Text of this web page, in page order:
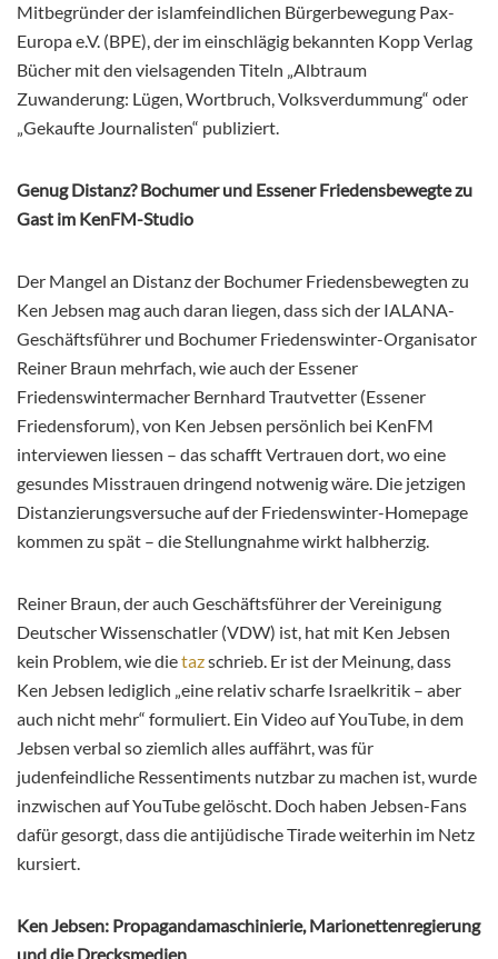
Mitbegründer der islamfeindlichen Bürgerbewegung Pax-
Europa e.V. (BPE), der im einschlägig bekannten Kopp Verlag
Bücher mit den vielsagenden Titeln „Albtraum
Zuwanderung: Lügen, Wortbruch, Volksverdummung“ oder
„Gekaufte Journalisten“ publiziert.
Genug Distanz? Bochumer und Essener Friedensbewegte zu
Gast im KenFM-Studio
Der Mangel an Distanz der Bochumer Friedensbewegten zu
Ken Jebsen mag auch daran liegen, dass sich der IALANA-
Geschäftsführer und Bochumer Friedenswinter-Organisator
Reiner Braun mehrfach, wie auch der Essener
Friedenswintermacher Bernhard Trautvetter (Essener
Friedensforum), von Ken Jebsen persönlich bei KenFM
interviewen liessen – das schafft Vertrauen dort, wo eine
gesundes Misstrauen dringend notwenig wäre. Die jetzigen
Distanzierungsversuche auf der Friedenswinter-Homepage
kommen zu spät – die Stellungnahme wirkt halbherzig.
Reiner Braun, der auch Geschäftsführer der Vereinigung
Deutscher Wissenschatler (VDW) ist, hat mit Ken Jebsen
kein Problem, wie dietazschrieb. Er ist der Meinung, dass
Ken Jebsen lediglich „eine relativ scharfe Israelkritik – aber
auch nicht mehr“ formuliert. Ein Video auf YouTube, in dem
Jebsen verbal so ziemlich alles auffährt, was für
judenfeindliche Ressentiments nutzbar zu machen ist, wurde
inzwischen auf YouTube gelöscht. Doch haben Jebsen-Fans
dafür gesorgt, dass die antijüdische Tirade weiterhin im Netz
kursiert.
Ken Jebsen: Propagandamaschinierie, Marionettenregierung
und die Drecksmedien